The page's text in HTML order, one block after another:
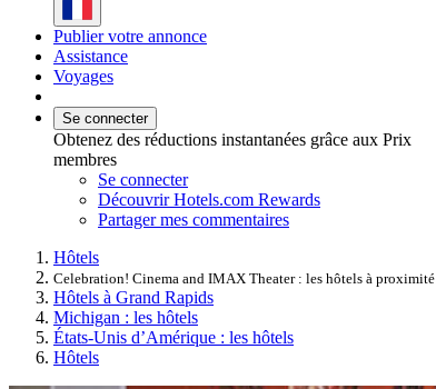
Publier votre annonce
Assistance
Voyages
Se connecter
Obtenez des réductions instantanées grâce aux Prix
membres
Se connecter
Découvrir Hotels.com Rewards
Partager mes commentaires
Hôtels
Celebration! Cinema and IMAX Theater : les hôtels à proximité
Hôtels à Grand Rapids
Michigan : les hôtels
États-Unis d’Amérique : les hôtels
Hôtels